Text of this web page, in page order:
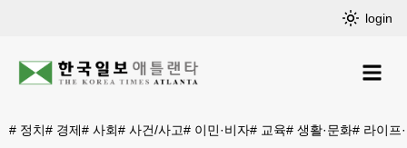
login
# 정치# 경제# 사회# 사건/사고# 이민·비자# 교육# 생활·문화# 라이프